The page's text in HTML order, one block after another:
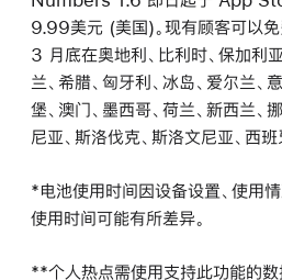
9.99美元 (美国)。现有顾客可以
3 月底在奥地利、比利时、保加利
兰、希腊、匈牙利、冰岛、爱尔兰、
堡、澳门、墨西哥、荷兰、新西兰、
尼亚、斯洛伐克、斯洛文尼亚、西班
*电池使用时间因设备设置、使用
使用时间可能有所差异。
**个人热点需使用支持此功能的数